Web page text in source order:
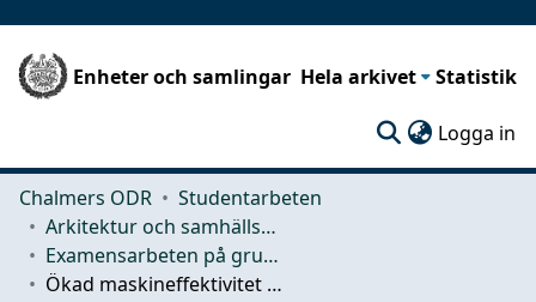
Enheter och samlingar Hela arkivet Statistik
Logga in
Chalmers ODR
Studentarbeten
Arkitektur och samhällsbyggnadsteknik (ACE)
Examensarbeten på grundnivå
Ökad maskineffektivitet genom ett fungerande underhållsarbete inom Skanska Grundläggning